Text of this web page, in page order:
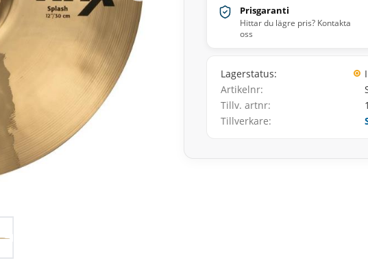
Prisgaranti
Hittar du lägre pris? Kontakta
oss
Lagerstatus
Artikelnr
Tillv. artnr
Tillverkare